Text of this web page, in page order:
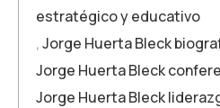
estratégico y educativo
,Jorge Huerta Bleck
Jorge Huerta Bleck
Jorge Huerta Bleck